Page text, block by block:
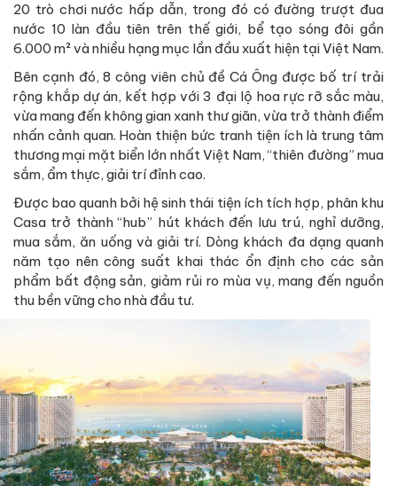
20 trò chơi nước hấp dẫn, trong đó có đường trượt đua
nước 10 làn đầu tiên trên thế giới, bể tạo sóng đôi gần
6.000 m² và nhiều hạng mục lần đầu xuất hiện tại Việt Nam.
Bên cạnh đó, 8 công viên chủ đề Cá Ông được bố trí trải
rộng khắp dự án, kết hợp với 3 đại lộ hoa rực rỡ sắc màu,
vừa mang đến không gian xanh thư giãn, vừa trở thành điểm
nhấn cảnh quan. Hoàn thiện bức tranh tiện ích là trung tâm
thương mại mặt biển lớn nhất Việt Nam, “thiên đường” mua
sắm, ẩm thực, giải trí đỉnh cao.
Được bao quanh bởi hệ sinh thái tiện ích tích hợp, phân khu
Casa trở thành “hub” hút khách đến lưu trú, nghỉ dưỡng,
mua sắm, ăn uống và giải trí. Dòng khách đa dạng quanh
năm tạo nên công suất khai thác ổn định cho các sản
phẩm bất động sản, giảm rủi ro mùa vụ, mang đến nguồn
thu bền vững cho nhà đầu tư.